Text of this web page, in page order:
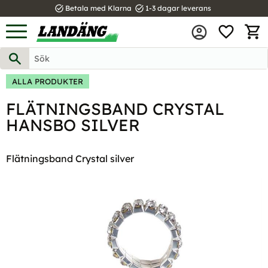
Meny
task_alt Betala med Klarna task_alt 1-3 dagar leverans
ALLA PRODUKTER
FLÄTNINGSBAND CRYSTAL
HANSBO SILVER
Flätningsband Crystal silver